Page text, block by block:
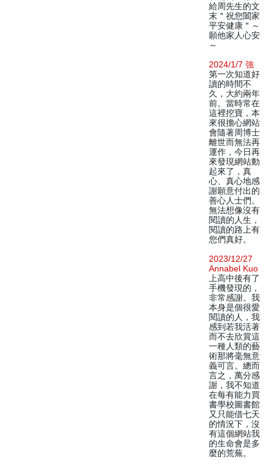
給周先生的文
末＂祝您闔家
平安健康＂～
願他家人心安
～
2024/1/7 強
第一次知道好
讀的時間不
久，大約兩年
前。當時常在
這裡挖寶，本
來很擔心網站
會隨著周博士
離世而無法再
運作，今日再
來發現網站動
起來了，真
心、真心地感
謝願意付出的
善心人士們。
無法想像沒有
閱讀的人生，
閱讀的路上有
您們真好。
2023/12/27
Annabel Kuo
上高中後有了
手機發現的，
非常感謝。我
本身是個很愛
閱讀的人，我
感到若我活著
而不去欣賞這
一種人類的藝
術那將毫無意
義可言。總而
言之，萬分感
謝，我不知道
在每有能力買
書學校圖書館
又只能借七天
的情況下，沒
有這個網站我
的生命會是多
麼的荒蕪。